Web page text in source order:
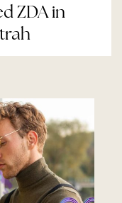
ZDA in